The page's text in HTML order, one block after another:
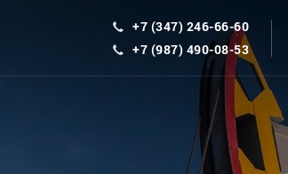
+7 (347) 246-66-60
+7 (987) 490-08-53